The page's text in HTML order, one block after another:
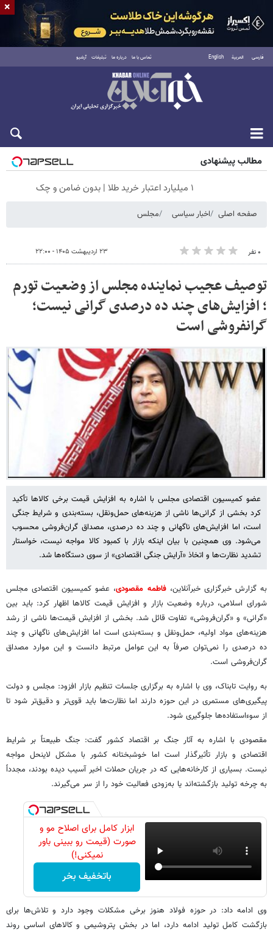
فارسی العربية English تماس با ما درباره ما تبلیغات آرشیو
جمعه ۱۶ مرداد ۱۴۰۵
مطالب پیشنهادی
۱ میلیارد اعتبار خرید طلا | بدون ضامن و چک
صفحه اصلی اخبار سیاسی مجلس
۰ نفر ۲۳ اردیبهشت ۱۴۰۵ - ۲۲:۰۰
توصیف عجیب نماینده مجلس از وضعیت تورم
؛ افزایش‌های چند ده درصدی گرانی نیست؛
گرانفروشی است
عضو کمیسیون اقتصادی مجلس با اشاره به افزایش قیمت برخی کالاها تأکید
کرد بخشی از گرانی‌ها ناشی از هزینه‌های حمل‌ونقل، بسته‌بندی و شرایط جنگی
است، اما افزایش‌های ناگهانی و چند ده درصدی، مصداق گران‌فروشی محسوب
می‌شود. وی همچنین با بیان اینکه بازار با کمبود کالا مواجه نیست، خواستار
تشدید نظارت‌ها و اتخاذ «آرایش جنگی اقتصادی» از سوی دستگاه‌ها شد.
به گزارش خبرگزاری خبرآنلاین، فاطمه مقصودی، عضو کمیسیون اقتصادی مجلس
شورای اسلامی، درباره وضعیت بازار و افزایش قیمت کالاها اظهار کرد: باید بین
«گرانی» و «گران‌فروشی» تفاوت قائل شد. بخشی از افزایش قیمت‌ها ناشی از رشد
هزینه‌های مواد اولیه، حمل‌ونقل و بسته‌بندی است اما افزایش‌های ناگهانی و چند
ده درصدی را نمی‌توان صرفاً به این عوامل مرتبط دانست و این موارد مصداق
گران‌فروشی است.
به روایت تابناک، وی با اشاره به برگزاری جلسات تنظیم بازار افزود: مجلس و دولت
پیگیری‌های مستمری در این حوزه دارند اما نظارت‌ها باید قوی‌تر و دقیق‌تر شود تا
از سوءاستفاده‌ها جلوگیری شود.
مقصودی با اشاره به آثار جنگ بر اقتصاد کشور گفت: جنگ طبیعتاً بر شرایط
اقتصادی و بازار تأثیرگذار است اما خوشبختانه کشور با مشکل لاینحل مواجه
نیست. بسیاری از کارخانه‌هایی که در جریان حملات اخیر آسیب دیده بودند، مجدداً
به چرخه تولید بازگشته‌اند یا به‌زودی فعالیت خود را از سر می‌گیرند.
ابزار کامل برای اصلاح مو و
صورت (قیمت رو ببینی باور
نمیکنی!)
باتخفیف بخر
وی ادامه داد: در حوزه فولاد هنوز برخی مشکلات وجود دارد و تلاش‌ها برای
بازگشت کامل تولید ادامه دارد، اما در بخش پتروشیمی و کالاهای اساسی روند
×